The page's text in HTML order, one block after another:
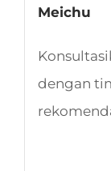
Meichu
dengan